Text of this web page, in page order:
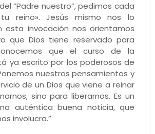
“Padre nuestro”, pedimos cada
reino». Jesús mismo nos lo
esta invocación nos orientamos
que Dios tiene reservado para
que el curso de la
ya escrito por los poderosos de
nuestros pensamientos y
de un Dios que viene a reinar
sino para liberarnos. Es un
auténtica buena noticia, que
involucra.”